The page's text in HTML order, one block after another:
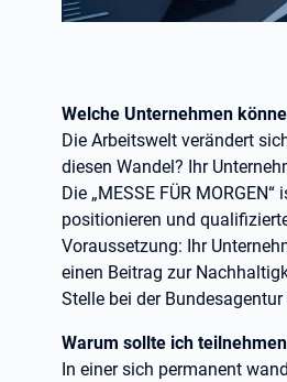
Welche Unternehmen
Die Arbeitswelt verändert
diesen Wandel? Ihr
Die „MESSE FÜR
positionieren und
Voraussetzung: Ihr
einen Beitrag zur
Stelle bei der
Warum sollte ich
In einer sich permanent